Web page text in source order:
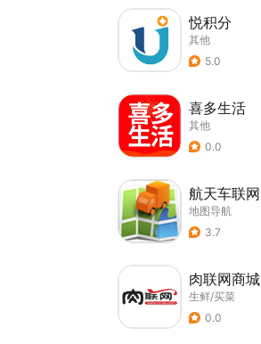
悦积分
其他
5.0
喜多生活
其他
0.0
航天车联网
地图导航
3.7
肉联网商城
生鲜/买菜
0.0